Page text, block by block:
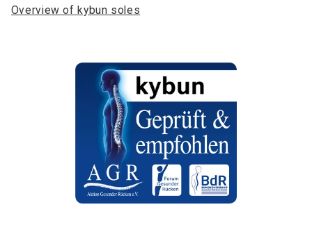
Overview of kybun soles